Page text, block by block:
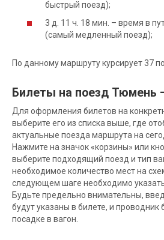
быстрый поезд);
3 д. 11 ч. 18 мин. – время в
(самый медленный поезд);
По данному маршруту курсирует 37
Билеты на поезд Тюмень
Для оформления билетов на
выберите его из списка выше, где
актуальные поезда маршрута на
Нажмите на значок «корзины» или
выберите подходящий поезд и тип
необходимое количество мест на
следующем шаге необходимо
Будьте предельно внимательны,
будут указаны в билете, и проводник
посадке в вагон.